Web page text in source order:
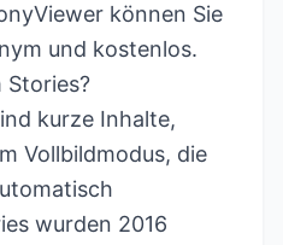
können Sie
und kostenlos.
Stories?
kurze Inhalte,
Vollbildmodus, die
wurden 2016